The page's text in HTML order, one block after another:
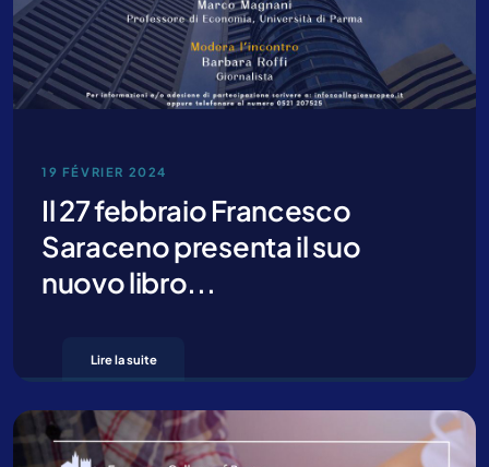
19 FÉVRIER 2024
Il 27 febbraio Francesco
Saraceno presenta il suo
nuovo libro...
Lire la suite
Contactez-nous pour plus
d’informations
En cliquant sur “Envoi” vous déclarez que vous avez lu et que vous
acceptez notreprivacy policy